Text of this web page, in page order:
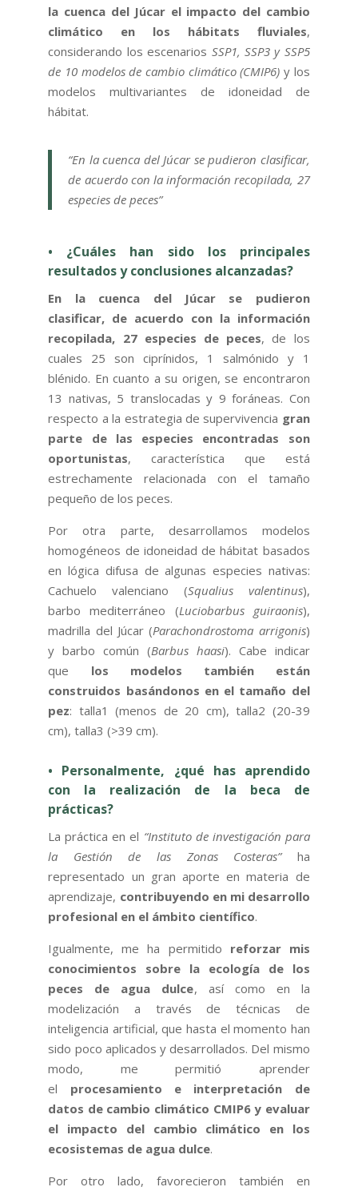
la cuenca del Júcar el impacto del cambio
climático en los hábitats fluviales,
considerando los escenarios SSP1, SSP3 y SSP5
de 10 modelos de cambio climático (CMIP6) y los
modelos multivariantes de idoneidad de
hábitat.
“En la cuenca del Júcar se pudieron clasificar,
de acuerdo con la información recopilada, 27
especies de peces”
• ¿Cuáles han sido los principales
resultados y conclusiones alcanzadas?
En la cuenca del Júcar se pudieron
clasificar, de acuerdo con la información
recopilada, 27 especies de peces, de los
cuales 25 son ciprínidos, 1 salmónido y 1
blénido. En cuanto a su origen, se encontraron
13 nativas, 5 translocadas y 9 foráneas. Con
respecto a la estrategia de supervivencia gran
parte de las especies encontradas son
oportunistas, característica que está
estrechamente relacionada con el tamaño
pequeño de los peces.
Por otra parte, desarrollamos modelos
homogéneos de idoneidad de hábitat basados
en lógica difusa de algunas especies nativas:
Cachuelo valenciano (Squalius valentinus),
barbo mediterráneo (Luciobarbus guiraonis),
madrilla del Júcar (Parachondrostoma arrigonis)
y barbo común (Barbus haasi). Cabe indicar
que los modelos también están
construidos basándonos en el tamaño del
pez: talla1 (menos de 20 cm), talla2 (20-39
cm), talla3 (>39 cm).
• Personalmente, ¿qué has aprendido
con la realización de la beca de
prácticas?
La práctica en el “Instituto de investigación para
la Gestión de las Zonas Costeras”ha
representado un gran aporte en materia de
aprendizaje, contribuyendo en mi desarrollo
profesional en el ámbito científico.
Igualmente, me ha permitido reforzar mis
conocimientos sobre la ecología de los
peces de agua dulce, así como en la
modelización a través de técnicas de
inteligencia artificial, que hasta el momento han
sido poco aplicados y desarrollados. Del mismo
modo, me permitió aprender
el procesamiento e interpretación de
datos de cambio climático CMIP6 y evaluar
el impacto del cambio climático en los
ecosistemas de agua dulce.
Por otro lado, favorecieron también en